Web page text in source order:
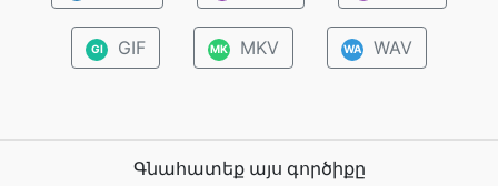
GI GIF MK MKV WA WAV
Գնահատեք այս գործիքը